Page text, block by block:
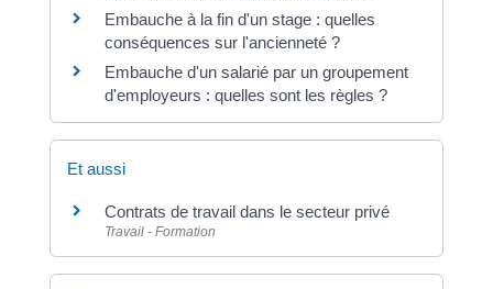
Embauche à la fin d'un stage : quelles
conséquences sur l'ancienneté ?
Embauche d'un salarié par un groupement
d'employeurs : quelles sont les règles ?
Et aussi
Contrats de travail dans le secteur privé
Travail - Formation